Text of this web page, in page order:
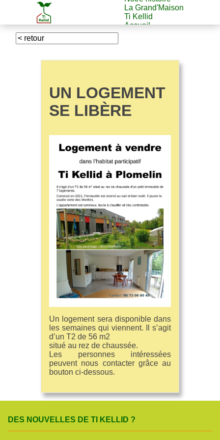
La Grand'Maison
Ti Kellid
Accueil
UN LOGEMENT
SE LIBÈRE
Un logement sera disponible dans
les semaines qui viennent. Il s’agit
d’un T2 de 56 m2
situé au rez de chaussée.
Les personnes intéressées
peuvent nous contacter grâce au
bouton ci-dessous.
DES NOUVELLES DE TI KELLID ?